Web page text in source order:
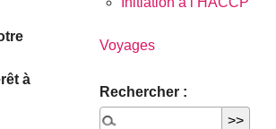
à
Voyages
Rechercher :